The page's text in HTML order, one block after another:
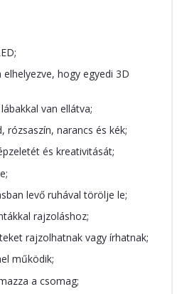
hogy egyedi 3D
van ellátva;
rózsaszín, narancs és kék;
és kreativitását;
levő ruhával törölje le;
rajzoláshoz;
rajzolhatnak vagy írhatnak;
működik;
a csomag;